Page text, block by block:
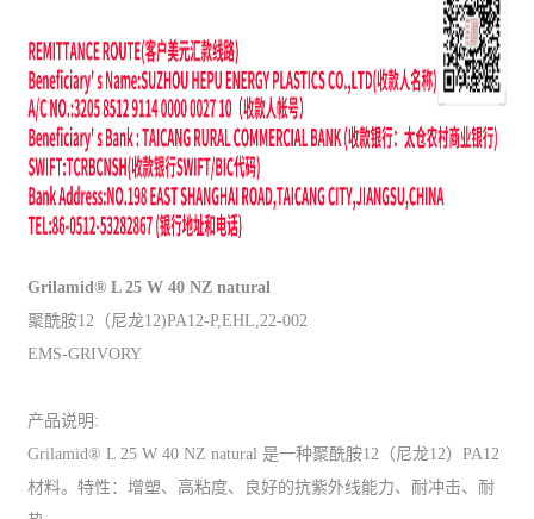
Grilamid® L 25 W 40 NZ natural
聚酰胺12（尼龙12)PA12-P,EHL,22-002
EMS-GRIVORY
产品说明:
Grilamid® L 25 W 40 NZ natural 是一种聚酰胺12（尼龙12）PA12
材料。特性：增塑、高粘度、良好的抗紫外线能力、耐冲击、耐